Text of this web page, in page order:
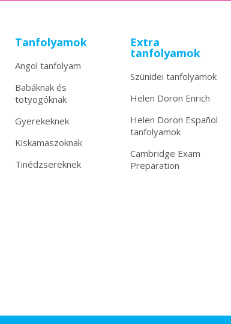
Tanfolyamok
Angol tanfolyam
Babáknak és
totyogóknak
Gyerekeknek
Kiskamaszoknak
Tinédzsereknek
Extra
tanfolyamok
Szünidei tanfolyamok
Helen Doron Enrich
Helen Doron Español
tanfolyamok
Cambridge Exam
Preparation